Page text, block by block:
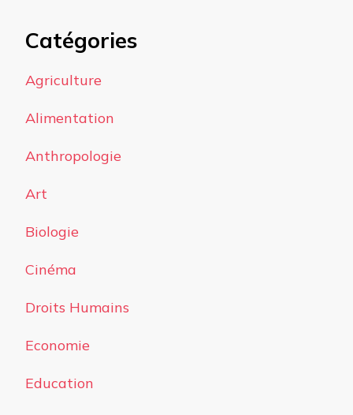
Catégories
Agriculture
Alimentation
Anthropologie
Art
Biologie
Cinéma
Droits Humains
Economie
Education